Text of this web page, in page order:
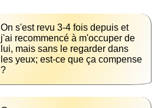
On s'est revu 3-4 fois depuis et
j'ai recommencé à m'occuper de
lui, mais sans le regarder dans
les yeux; est-ce que ça compense
?